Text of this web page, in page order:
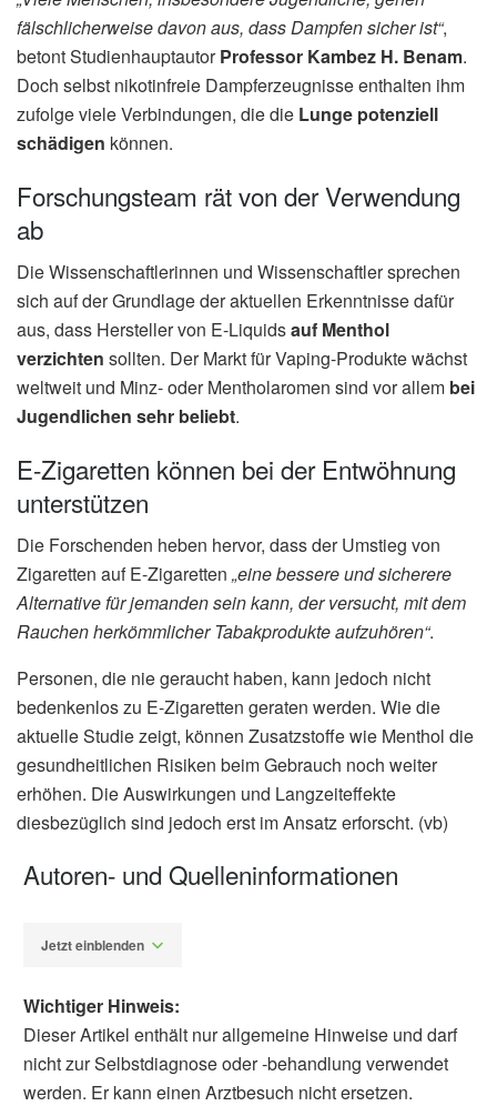
fälschlicherweise davon aus, dass Dampfen sicher ist“,
betont StudienhauptautorProfessor Kambez H. Benam.
Doch selbst nikotinfreie Dampferzeugnisse enthalten ihm
zufolge viele Verbindungen, die die Lunge potenziell
schädigen können.
Forschungsteam rät von der Verwendung
ab
Die Wissenschaftlerinnen und Wissenschaftler sprechen
sich auf der Grundlage der aktuellen Erkenntnisse dafür
aus, dass Hersteller von E-Liquidsauf Menthol
verzichten sollten. Der Markt für Vaping-Produkte wächst
weltweit und Minz- oder Mentholaromen sind vor allem bei
Jugendlichen sehr beliebt.
E-Zigaretten können bei der Entwöhnung
unterstützen
Die Forschenden heben hervor, dass der Umstieg von
Zigaretten auf E-Zigaretten „eine bessere und sicherere
Alternative für jemanden sein kann, der versucht, mit dem
Rauchen herkömmlicher Tabakprodukte aufzuhören“.
Personen, die nie geraucht haben, kann jedoch nicht
bedenkenlos zu E-Zigaretten geraten werden. Wie die
aktuelle Studie zeigt, können Zusatzstoffe wie Menthol die
gesundheitlichen Risiken beim Gebrauch noch weiter
erhöhen. Die Auswirkungen und Langzeiteffekte
diesbezüglich sind jedoch erst im Ansatz erforscht. (vb)
Autoren- und Quelleninformationen
Jetzt einblenden
Wichtiger Hinweis:
Dieser Artikel enthält nur allgemeine Hinweise und darf
nicht zur Selbstdiagnose oder -behandlung verwendet
werden. Er kann einen Arztbesuch nicht ersetzen.